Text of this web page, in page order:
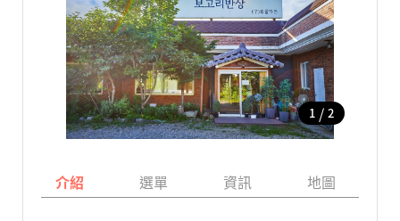
1 / 2
介紹 選單 資訊 地圖